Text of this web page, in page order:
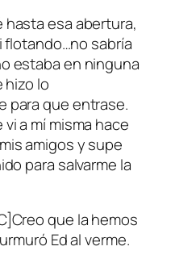
hasta esa abertura,
flotando…no sabría
estaba en ninguna
hizo lo
para que entrase.
a mí misma hace
amigos y supe
para salvarme la
que la hemos
Ed al verme.